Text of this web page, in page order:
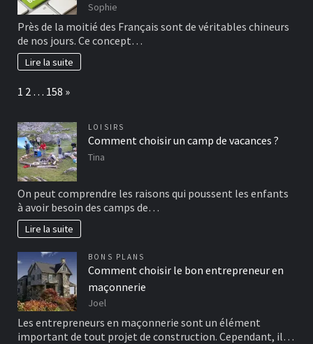
Sophie
Près de la moitié des Français sont de véritables chineurs
de nos jours. Ce concept…
Lire la suite
Page:
1 2 … 158 Next
»
LOISIRS
Comment choisir un camp de vacances ?
Tina
On peut comprendre les raisons qui poussent les enfants
à avoir besoin des camps de…
Lire la suite
BONS PLANS
Comment choisir le bon entrepreneur en
maçonnerie
Joel
Les entrepreneurs en maçonnerie sont un élément
important de tout projet de construction. Cependant, il…